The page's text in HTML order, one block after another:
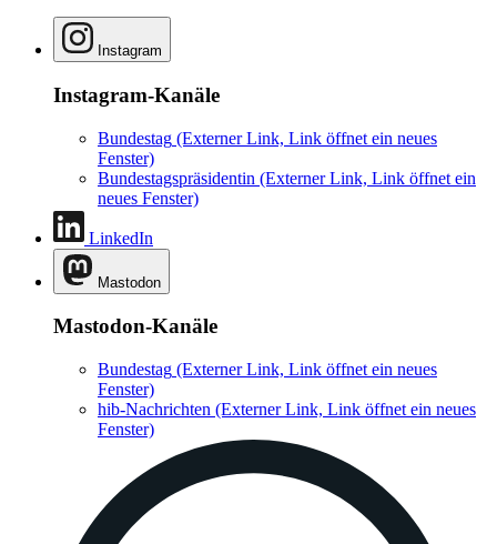
Instagram
Instagram-Kanäle
Bundestag (Externer Link, Link öffnet ein neues
Fenster)
Bundestagspräsidentin (Externer Link, Link öffnet ein
neues Fenster)
LinkedIn
Mastodon
Mastodon-Kanäle
Bundestag (Externer Link, Link öffnet ein neues
Fenster)
hib-Nachrichten (Externer Link, Link öffnet ein neues
Fenster)